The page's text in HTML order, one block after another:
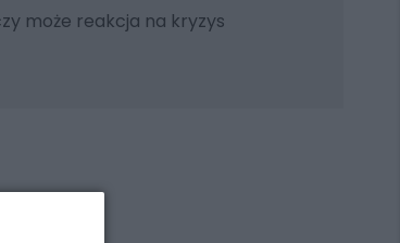
może reakcja na kryzys